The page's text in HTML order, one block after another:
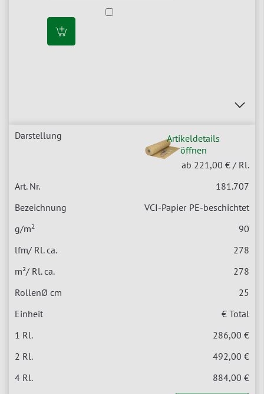
Artikeldetails
öffnen
ab 221,00 € / Rl.
181.707
VCI-Papier PE-beschichtet
90
278
278
25
€ Total
286,00 €
492,00 €
884,00 €